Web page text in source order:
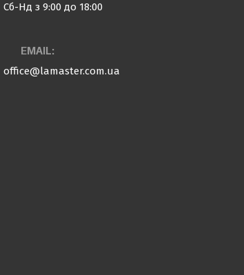
Сб-Нд з 9:00 до 18:00
EMAIL:
office@lamaster.com.ua